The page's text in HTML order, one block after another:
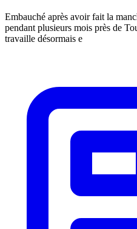
Embauché après avoir fait la
pendant plusieurs mois près de
travaille désormais e